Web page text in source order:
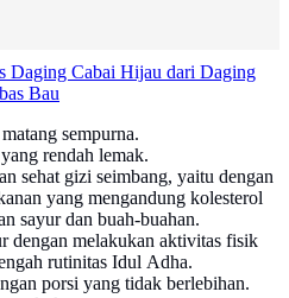
Daging Cabai Hijau dari Daging
Bau
sempurna.
yang rendah lemak.
sehat gizi seimbang, yaitu dengan
yang mengandung kolesterol
sayur dan buah-buahan.
dengan melakukan aktivitas fisik
rutinitas Idul Adha.
porsi yang tidak berlebihan.